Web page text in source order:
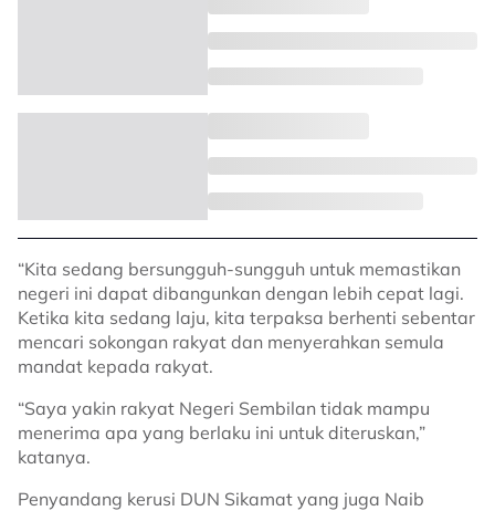
“Kita sedang bersungguh-sungguh untuk memastikan
negeri ini dapat dibangunkan dengan lebih cepat lagi.
Ketika kita sedang laju, kita terpaksa berhenti sebentar
mencari sokongan rakyat dan menyerahkan semula
mandat kepada rakyat.
“Saya yakin rakyat Negeri Sembilan tidak mampu
menerima apa yang berlaku ini untuk diteruskan,”
katanya.
Penyandang kerusi DUN Sikamat yang juga Naib